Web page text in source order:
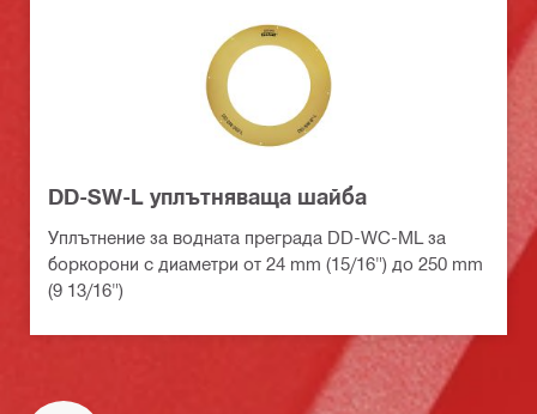
DD-SW-L уплътняваща шайба
Уплътнение за водната преграда DD-WC-ML за
боркорони с диаметри от 24 mm (15/16") до 250 mm
(9 13/16")